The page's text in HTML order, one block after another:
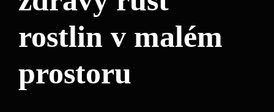
rostlin v malém
prostoru